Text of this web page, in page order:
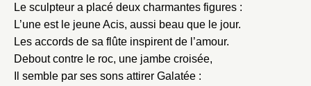
Le sculpteur a placé deux charmantes figures :
L’une est le jeune Acis, aussi beau que le jour.
Les accords de sa flûte inspirent de l’amour.
Debout contre le roc, une jambe croisée,
Il semble par ses sons attirer Galatée :